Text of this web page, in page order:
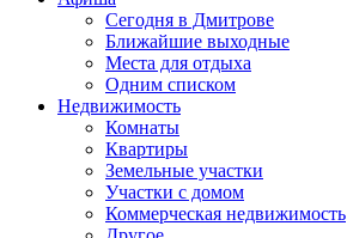
Сегодня в Дмитрове
Ближайшие выходные
Места для отдыха
Одним списком
Недвижимость
Комнаты
Квартиры
Земельные участки
Участки с домом
Коммерческая недвижимость